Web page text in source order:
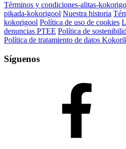
Términos y condiciones-alitas-
pikada-kokorigool Nuestra historia
kokorigool Política de uso de cookies
denuncias PTEE Política de
Política de tratamiento de datos
Síguenos